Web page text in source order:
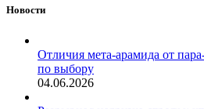
Новости
Отличия мета-арамида от
по выбору
04.06.2026